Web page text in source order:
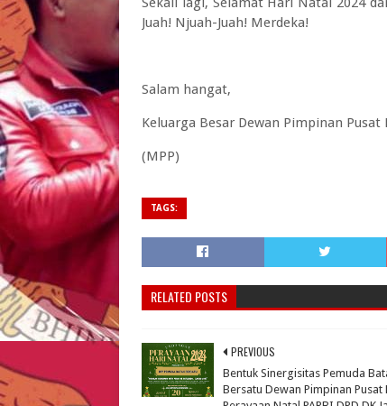
Juah! Njuah-Juah! Merdeka!
Salam hangat,
Keluarga Besar Dewan Pimpinan Pusat
(MPP)
TAGS:
RELATED POSTS
PREVIOUS
Bentuk Sinergisitas Pemuda
Bersatu Dewan Pimpinan Pusat